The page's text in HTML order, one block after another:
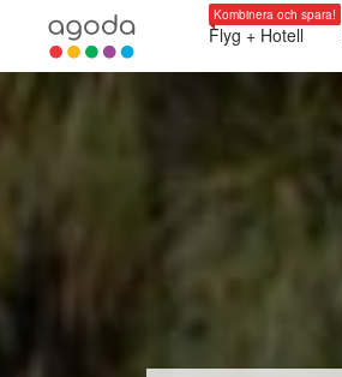
Kombinera och spara!
Flyg + Hotell